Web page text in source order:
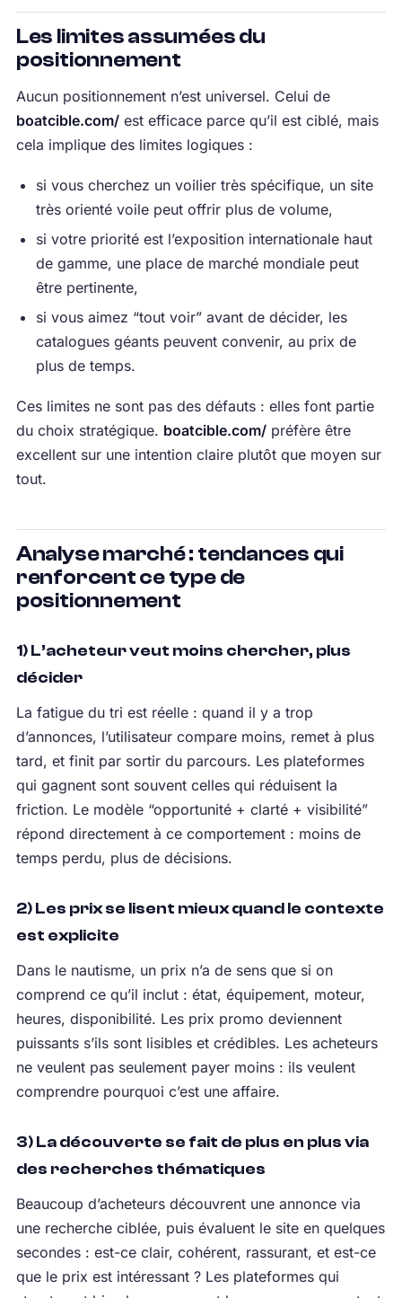
Les limites assumées du
positionnement
Aucun positionnement n’est universel. Celui de
boatcible.com/est efficace parce qu’il est ciblé, mais
cela implique des limites logiques :
si vous cherchez un voilier très spécifique, un site
très orienté voile peut offrir plus de volume,
si votre priorité est l’exposition internationale haut
de gamme, une place de marché mondiale peut
être pertinente,
si vous aimez “tout voir” avant de décider, les
catalogues géants peuvent convenir, au prix de
plus de temps.
Ces limites ne sont pas des défauts : elles font partie
du choix stratégique. boatcible.com/préfère être
excellent sur une intention claire plutôt que moyen sur
tout.
Analyse marché : tendances qui
renforcent ce type de
positionnement
1) L’acheteur veut moins chercher, plus
décider
La fatigue du tri est réelle : quand il y a trop
d’annonces, l’utilisateur compare moins, remet à plus
tard, et finit par sortir du parcours. Les plateformes
qui gagnent sont souvent celles qui réduisent la
friction. Le modèle “opportunité + clarté + visibilité”
répond directement à ce comportement : moins de
temps perdu, plus de décisions.
2) Les prix se lisent mieux quand le contexte
est explicite
Dans le nautisme, un prix n’a de sens que si on
comprend ce qu’il inclut : état, équipement, moteur,
heures, disponibilité. Les prix promo deviennent
puissants s’ils sont lisibles et crédibles. Les acheteurs
ne veulent pas seulement payer moins : ils veulent
comprendre pourquoi c’est une affaire.
3) La découverte se fait de plus en plus via
des recherches thématiques
Beaucoup d’acheteurs découvrent une annonce via
une recherche ciblée, puis évaluent le site en quelques
secondes : est-ce clair, cohérent, rassurant, et est-ce
que le prix est intéressant ? Les plateformes qui